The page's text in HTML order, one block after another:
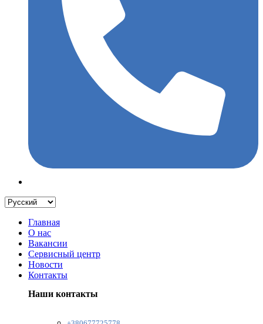
Главная
О нас
Вакансии
Сервисный центр
Новости
Контакты
Наши контакты